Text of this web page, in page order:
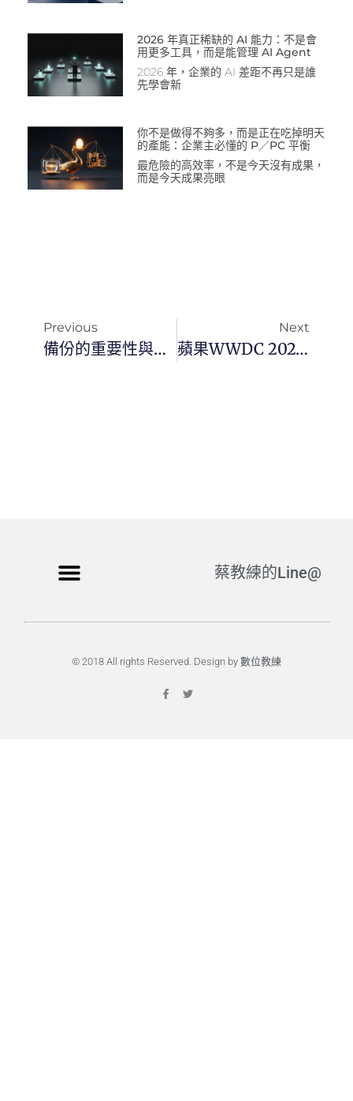
2026 年真正稀缺的 AI 能力：不是會
用更多工具，而是能管理 AI Agent
2026 年，企業的 AI 差距不再只是誰
先學會新
你不是做得不夠多，而是正在吃掉明天
的產能：企業主必懂的 P／PC 平衡
最危險的高效率，不是今天沒有成果，
而是今天成果亮眼
Previous
備份的重要性與「備份二二一原則」
Next
蘋果WWDC 2024重點整理！蘋果AI Apple Intelligence登場、Siri超進化
蔡教練的Line@
© 2018 All rights Reserved. Design by 數位教練